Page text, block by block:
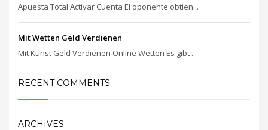
Apuesta Total Activar Cuenta El oponente obtien...
Mit Wetten Geld Verdienen
Mit Kunst Geld Verdienen Online Wetten Es gibt ...
RECENT COMMENTS
ARCHIVES